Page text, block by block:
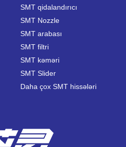
SMT qidalandırıcı
SMT Nozzle
SMT arabası
SMT filtri
SMT kəməri
SMT Slider
Daha çox SMT hissələri